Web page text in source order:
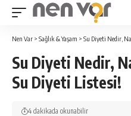
Nen Var > Sağlık & Yaşam > Su Diyeti Nedir,
Su Diyeti Nedir,
Su Diyeti Listesi!
4 dakikada okunabilir